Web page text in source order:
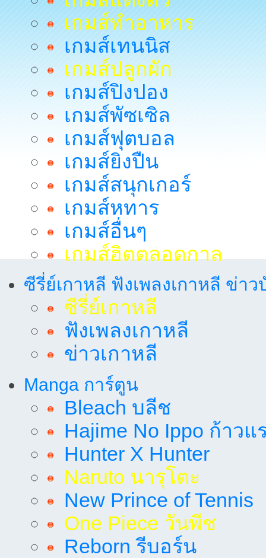
เกมส์ทำอาหาร
เกมส์เทนนิส
เกมส์ปลูกผัก
เกมส์ปิงปอง
เกมส์พัซเซิล
เกมส์ฟุตบอล
เกมส์ยิงปืน
เกมส์สนุกเกอร์
เกมส์หทาร
เกมส์อื่นๆ
เกมส์ฮิตตลอดกาล
ซีรี่ย์เกาหลี ฟังเพลงเกาหลี ข่าว
ซีรี่ย์เกาหลี
ฟังเพลงเกาหลี
ข่าวเกาหลี
Manga การ์ตูน
Bleach บลีช
Hajime No Ippo ก้าวแ
Hunter X Hunter
Naruto นารุโตะ
New Prince of Tennis
One Piece วันพีช
Reborn รีบอร์น